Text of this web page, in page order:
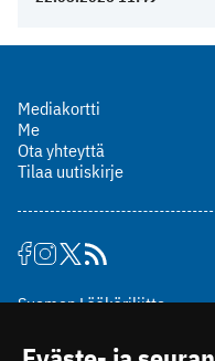
Mediakortti
Me
Ota yhteyttä
Tilaa uutiskirje
Suomen Lääkäriliitto
00510 Helsinki